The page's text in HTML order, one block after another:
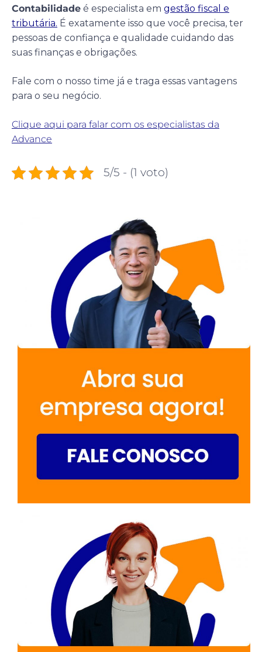
Contabilidade é especialista em gestão fiscal e
tributária. É exatamente isso que você precisa, ter
pessoas de confiança e qualidade cuidando das
suas finanças e obrigações.
Fale com o nosso time já e traga essas vantagens
para o seu negócio.
Clique aqui para falar com os especialistas da
Advance
5/5 - (1 voto)